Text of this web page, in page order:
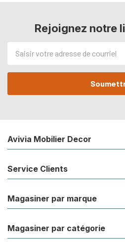
Rejoignez notre
courriel
Avivia Mobilier Decor
Service Clients
Magasiner par marque
Magasiner par catégorie